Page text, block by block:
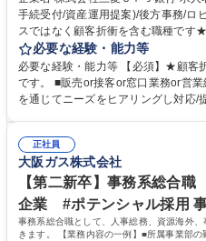
手続受付/資産運用提案)/後方事務/ロビー応対 仕事の内容 ★
スではなく顧客折衝を含む職種です
事していただきます。 ■窓口/後方/ロ
ーション、お客様対応 ■窓口にて、ご来店された個人のお客様に対して金
融商品のご提案 ■効率的な事務運用
に必ずご覧ください≫ ※記事 https://
必要な経験・能力等
必要な経験・能力等 【必須】★顧客
です。 ■販売or接客or窓口業務or営
を通じてニーズをヒアリングし対応/提案を
るので安心して入行いただけます。
や社内副業等を活用し、 一人ひとり
ます。 学歴・資格 学歴：大学院 大学 高専 短大 専修学校 高校 語学力：
資格：
正社員
大阪ガス株式会社
【第二新卒】事務系総合
企業 #ポテンシャル採用
事務系総合職として、人事総務、資源海外
きます。 【業務内容の一例】■所属事業部